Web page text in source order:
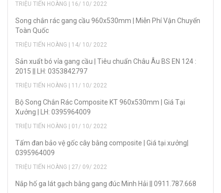
TRIỆU TIẾN HOÀNG | 16/ 10/ 2022
Song chắn rác gang cầu 960x530mm | Miễn Phí Vận Chuyển
Toàn Quốc
TRIỆU TIẾN HOÀNG | 14/ 10/ 2022
Sản xuẩt bó vỉa gang cầu | Tiêu chuẩn Châu Âu BS EN 124 :
2015 || LH: 0353842797
TRIỆU TIẾN HOÀNG | 11/ 10/ 2022
Bộ Song Chắn Rác Composite KT 960x530mm | Giá Tại
Xưởng | LH: 0395964009
TRIỆU TIẾN HOÀNG | 01/ 10/ 2022
Tấm đan bảo vệ gốc cây bằng composite | Giá tại xưởng|
0395964009
TRIỆU TIẾN HOÀNG | 27/ 09/ 2022
Nắp hố ga lát gạch bằng gang đúc Minh Hải || 0911.787.668